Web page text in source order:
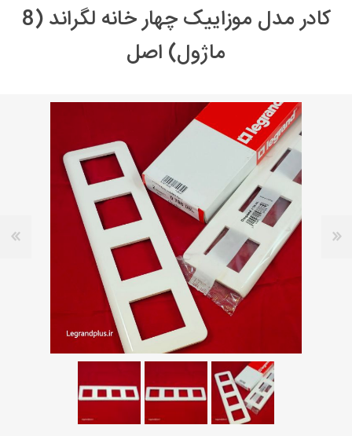
کادر مدل موزاییک چهار خانه لگراند (8
ماژول) اصل